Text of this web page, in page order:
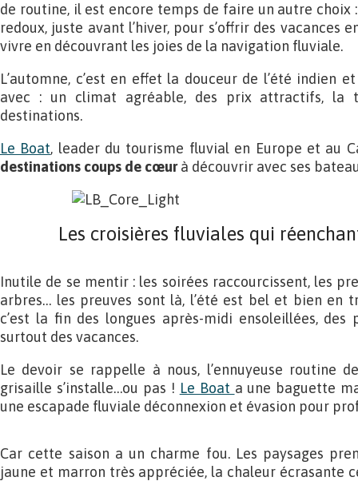
de routine, il est encore temps de faire un autre
redoux, juste avant l’hiver, pour s’offrir des vacances
vivre en découvrant les joies de la navigation fluviale.
L’automne, c’est en effet la douceur de l’été indien
avec : un climat agréable, des prix attractifs, la
destinations.
Le Boat, leader du tourisme fluvial en Europe et au
destinations coups de cœurà découvrir avec ses
Les croisières fluviales qui
Inutile de se mentir : les soirées raccourcissent, les
arbres… les preuves sont là, l’été est bel et bien en
c’est la fin des longues après-midi ensoleillées,
surtout des vacances.
Le devoir se rappelle à nous, l’ennuyeuse routine
grisaille s’installe…ou pas ! Le Boat a une baguette
une escapade fluviale déconnexion et évasion pour
Car cette saison a un charme fou. Les paysages
jaune et marron très appréciée, la chaleur écrasante